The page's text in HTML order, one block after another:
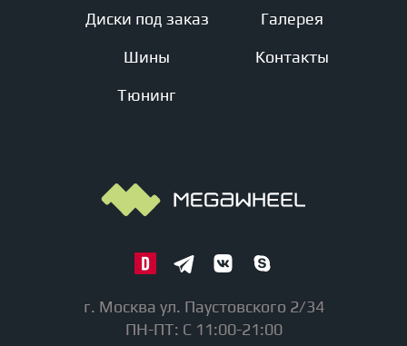
Диски под заказ
Шины
Тюнинг
Галерея
Контакты
г. Москва ул. Паустовского 2/34
ПН-ПТ: С 11:00-21:00